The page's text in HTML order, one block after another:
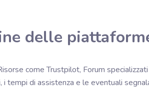
delle
come Trustpilot, Forum
di assistenza e le eventuali